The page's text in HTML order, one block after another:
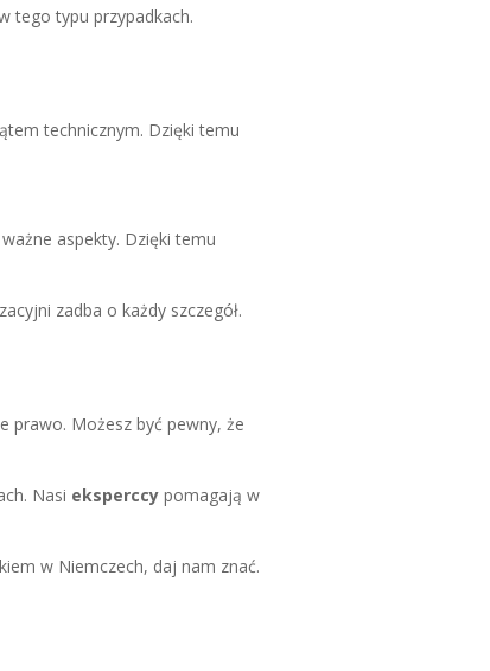
tego typu przypadkach.
technicznym. Dzięki temu
aspekty. Dzięki temu
zadba o każdy szczegół.
prawo. Możesz być pewny, że
Nasi eksperccy pomagają w
w Niemczech, daj nam znać.